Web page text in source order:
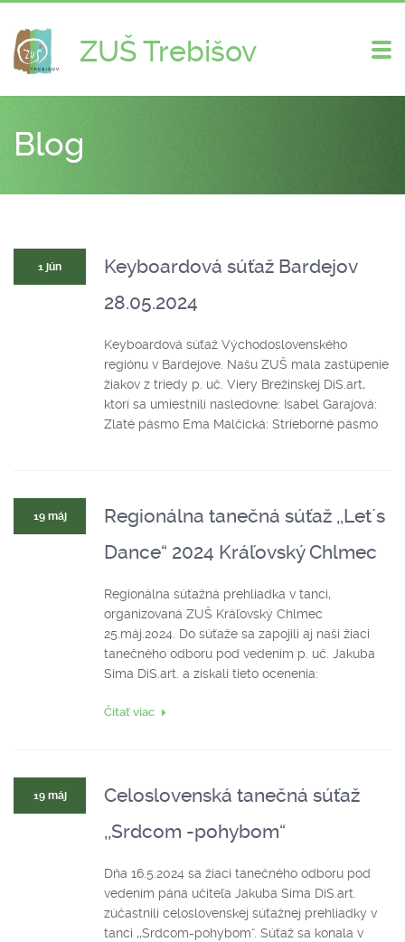
ZUŠ Trebišov
Blog
1 jún
Keyboardová súťaž Bardejov
28.05.2024
Keyboardová súťaž Východoslovenského
regiónu v Bardejove. Našu ZUŠ mala zastúpenie
žiakov z triedy p. uč. Viery Brežinskej DiS.art,
ktorí sa umiestnili nasledovne: Isabel Garajová:
Zlaté pásmo Ema Malčická: Strieborné pásmo
19 máj
Regionálna tanečná súťaž ,,Let´s
Dance“ 2024 Kráľovský Chlmec
Regionálna súťažná prehliadka v tanci,
organizovaná ZUŠ Kráľovský Chlmec
25.máj.2024. Do súťaže sa zapojili aj naši žiaci
tanečného odboru pod vedením p. uč. Jakuba
Sima DiS.art. a získali tieto ocenenia:
Čitať viac
19 máj
Celoslovenská tanečná súťaž
,,Srdcom -pohybom“
Dňa 16.5.2024 sa žiaci tanečného odboru pod
vedením pána učiteľa Jakuba Sima DiS.art.
zúčastnili celoslovenskej súťažnej prehliadky v
tanci ,,Srdcom-pohybom“. Súťaž sa konala v